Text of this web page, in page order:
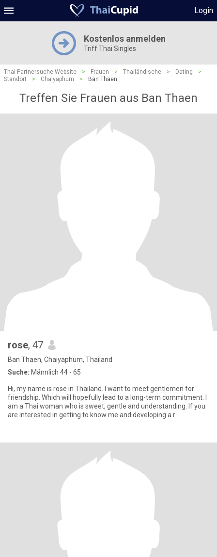
Login
Kostenlos anmelden
Triff Thai Singles
Thai Partnersuche Website > Frauen > Thailändische > Dating
>
Standort
> Chaiyaphum > Ban Thaen
Treffen Sie Frauen aus Ban Thaen
rose, 47
Ban Thaen, Chaiyaphum, Thailand
Suche: Männlich 44 - 65
Hi, my name is rose in Thailand. I want to meet gentlemen for
friendship. Which will hopefully lead to a long-term commitment. I
am a Thai woman who is sweet, gentle and understanding. If you
are interested in getting to know me and developing a r